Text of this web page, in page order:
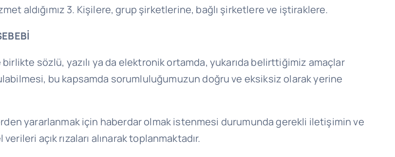
aldığımız 3. Kişilere, grup şirketlerine, bağlı şirketlere ve iştiraklere.
sözlü, yazılı ya da elektronik ortamda, yukarıda belirttiğimiz amaçlar
bu kapsamda sorumluluğumuzun doğru ve eksiksiz olarak yerine
yararlanmak için haberdar olmak istenmesi durumunda gerekli iletişimin ve
açık rızaları alınarak toplanmaktadır.